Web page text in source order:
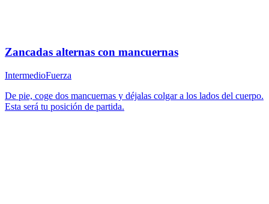
Zancadas alternas con mancuernas
IntermedioFuerza
De pie, coge dos mancuernas y déjalas colgar a los lados del cuerpo.
Esta será tu posición de partida.